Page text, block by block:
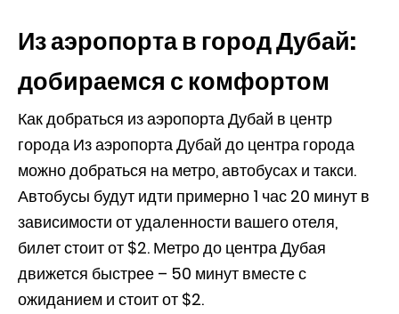
Из аэропорта в город Дубай:
добираемся с комфортом
Как добраться из аэропорта Дубай в центр
города Из аэропорта Дубай до центра города
можно добраться на метро, автобусах и такси.
Автобусы будут идти примерно 1 час 20 минут в
зависимости от удаленности вашего отеля,
билет стоит от $2. Метро до центра Дубая
движется быстрее – 50 минут вместе с
ожиданием и стоит от $2.